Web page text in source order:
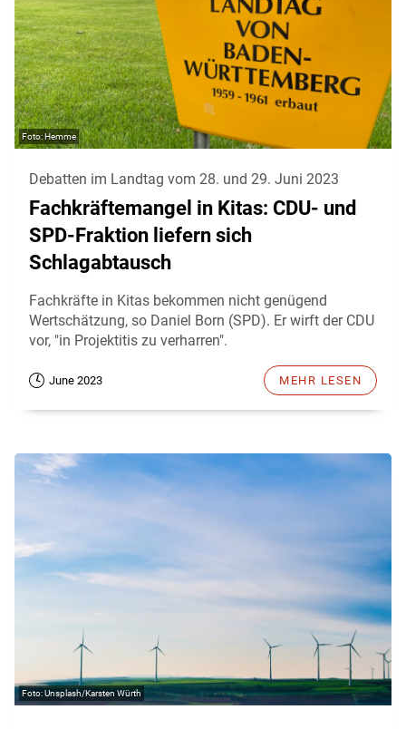
Hemme
Debatten im Landtag vom 28. und 29. Juni 2023
Fachkräftemangel in Kitas: CDU- und
SPD-Fraktion liefern sich
Schlagabtausch
Fachkräfte in Kitas bekommen nicht genügend
Wertschätzung, so Daniel Born (SPD). Er wirft der CDU
vor, "in Projektitis zu verharren".
June 2023 MEHR LESEN
Unsplash/Karsten Würth